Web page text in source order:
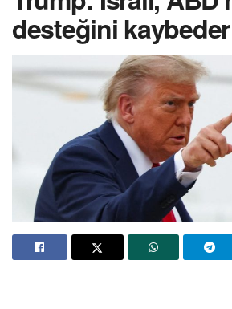
desteğini kaybeder